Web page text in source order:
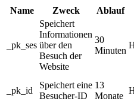
Name Zweck Ablauf
_pk_ses
Speichert
Informationen
über den
Besuch der
Website
30
Minuten
_pk_id
Speichert eine
Besucher-ID
13
Monate